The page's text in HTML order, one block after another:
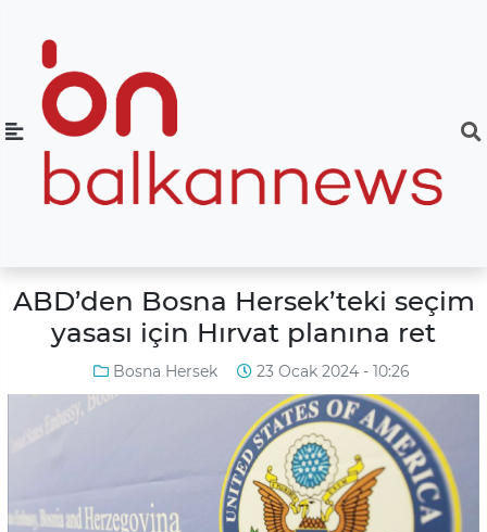
ABD’den Bosna Hersek’teki seçim
yasası için Hırvat planına ret
Bosna Hersek 23 Ocak 2024 - 10:26